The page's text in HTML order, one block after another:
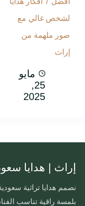
لشخص غالي مع
صور ملهمة من
إراث
مايو
25,
2025
إراث | هدايا
نصمم هدايا تراثية
بلمسة راقية تناسب